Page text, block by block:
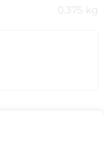
0.375 kg